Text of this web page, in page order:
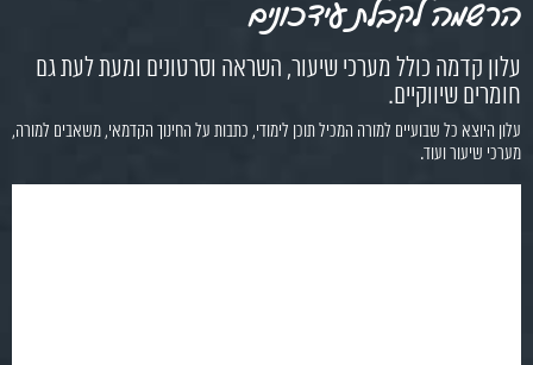
הרשמה לקבלת עידכונים
עלון קדמה כולל מערכי שיעור, השראה וסרטונים ומעת לעת גם
חומרים שיווקיים.
עלון היוצא כל שבועיים למורה המכיל תוכן לימודי, כתבות על החינוך הקדמאי, משאבים למורה,
מערכי שיעור ועוד.